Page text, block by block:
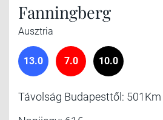
Fanningberg
Ausztria
13.0 7.0 10.0
Távolság Budapesttől: 501Km